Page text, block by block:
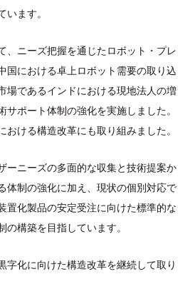
います。
、ニーズ把握を通じたロボット・プレ
国における卓上ロボット需要の取り込
場であるインドにおける現地法人の増
サポート体制の強化を実施しました。
おける構造改革にも取り組みました。
ーニーズの多面的な収集と技術提案か
体制の強化に加え、現状の個別対応で
置化製品の安定受注に向けた標準的な
構築を目指しています。
字化に向けた構造改革を継続して取り